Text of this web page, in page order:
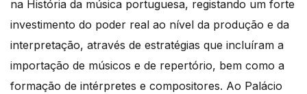
na História da música portuguesa, registando um forte
investimento do poder real ao nível da produção e da
interpretação, através de estratégias que incluíram a
importação de músicos e de repertório, bem como a
formação de intérpretes e compositores. Ao Palácio